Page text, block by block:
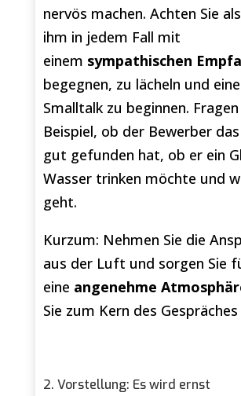
nervös machen. Achten Sie
ihm in jedem Fall mit
einem sympathischen
begegnen, zu lächeln und
Smalltalk zu beginnen.
Beispiel, ob der Bewerber
gut gefunden hat, ob er ein
Wasser trinken möchte und
geht.
Kurzum: Nehmen Sie die
aus der Luft und sorgen Sie
eine angenehme
Sie zum Kern des
2. Vorstellung: Es wird ernst